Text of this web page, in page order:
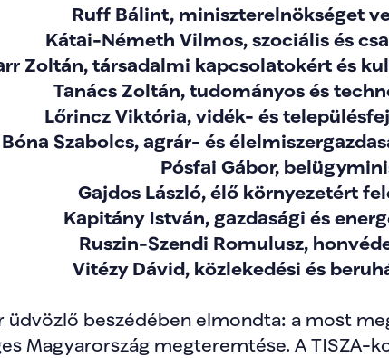
Ruff Bálint, miniszterelnökséget
Kátai-Németh Vilmos, szociális és
Zoltán, társadalmi kapcsolatokért és
Tanács Zoltán, tudományos és
Lőrincz Viktória, vidék- és
Bóna Szabolcs, agrár- és
Pósfai Gábor,
Gajdos László, élő környezetért
Kapitány István, gazdasági és
Ruszin-Szendi Romulusz,
Vitézy Dávid, közlekedési és
üdvözlő beszédében elmondta: a most
Magyarország megteremtése. A TISZA-